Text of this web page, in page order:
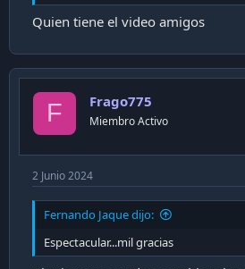
Quien tiene el video amigos
F Frago775
Miembro Activo
2 Junio 2024
Fernando Jaque dijo:
Espectacular...mil gracias